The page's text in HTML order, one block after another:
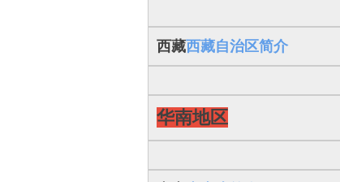
西藏西藏自治区简介
华南地区